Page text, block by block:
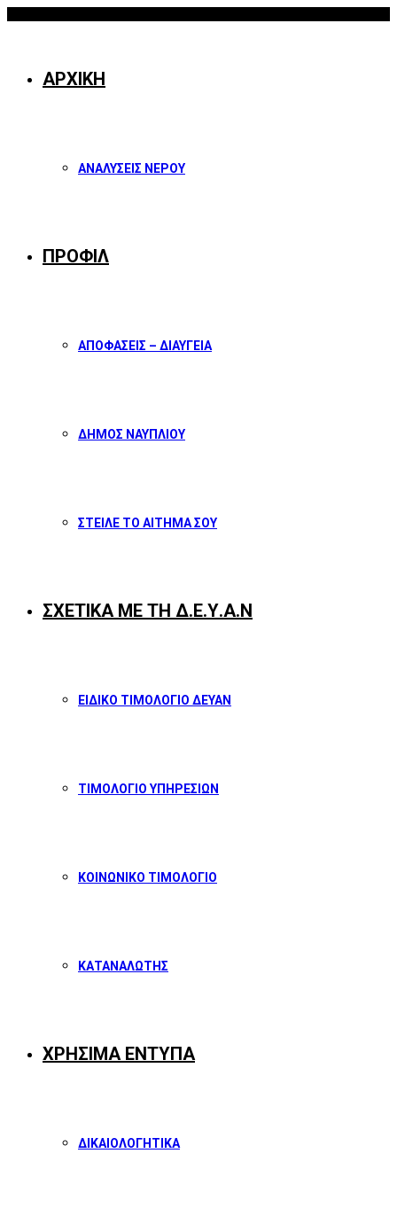
ΑΡΧΙΚΗ
ΑΝΑΛΥΣΕΙΣ ΝΕΡΟΥ
ΠΡΟΦΙΛ
ΑΠΟΦΑΣΕΙΣ – ΔΙΑΥΓΕΙΑ
ΔΗΜΟΣ ΝΑΥΠΛΙΟΥ
ΣΤΕΙΛΕ ΤΟ ΑΙΤΗΜΑ ΣΟΥ
ΣΧΕΤΙΚΑ ΜΕ ΤΗ Δ.Ε.Υ.Α.Ν
ΕΙΔΙΚΟ ΤΙΜΟΛΟΓΙΟ ΔΕΥΑΝ
ΤΙΜΟΛΟΓΙΟ ΥΠΗΡΕΣΙΩΝ
ΚΟΙΝΩΝΙΚΟ ΤΙΜΟΛΟΓΙΟ
ΚΑΤΑΝΑΛΩΤΗΣ
ΧΡΗΣΙΜΑ ΕΝΤΥΠΑ
ΔΙΚΑΙΟΛΟΓΗΤΙΚΑ